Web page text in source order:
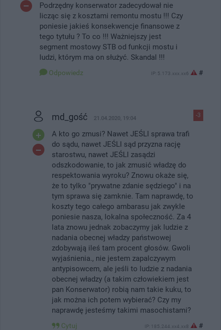
Podrzędny konserwator zadecydował nie
licząc się z kosztami remontu mostu !!! Czy
poniesie jakieś konsekwencje finansowe z
tego tytułu ? To co !!! Ważniejszy jest
segment mostowy STB od funkcji mostu i
ludzi, którym ma on służyć. Skandal !!!
Odpowiedz IP: 5.173.xxx.xx6 #
-3
md_gość 21.04.2020, 19:04
A kto go zmusi? Nawet JEŚLI sprawa trafi
do sądu, nawet JEŚLI sąd przyzna rację
starostwu, nawet JEŚLI zasądzi
odszkodowanie, to jak zmusić władzę do
respektowania wyroku? Znowu okaże się,
że to tylko "prywatne zdanie sędziego" i na
tym sprawa się zamknie. Tam naprawdę, to
koszty tego całego ambarasu jak zwykle
poniesie nasza, lokalna społeczność. Za 4
lata znowu jednak zobaczymy jak ludzie z
nadania obecnej władzy państwowej
zdobywają ileś tam procent głosów. Gwoli
wyjaśnienia., nie jestem zapalczywym
antypisowcem, ale jeśli to ludzie z nadania
obecnej władzy (a takim człowiekiem jest
pan Konserwator) robią nam takie kuku, to
jak można ich potem wybierać? Czy my
naprawdę jesteśmy takimi masochistami?
Cytuj IP: 185.244.xx4.xx8 #